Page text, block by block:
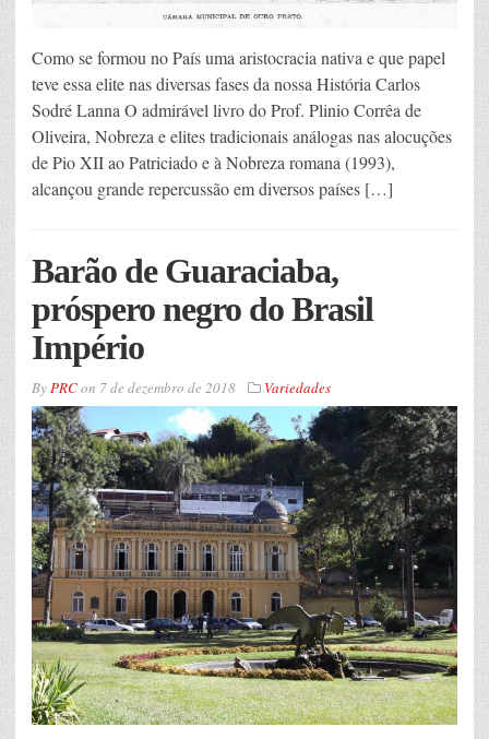
Como se formou no País uma aristocracia nativa e que papel
teve essa elite nas diversas fases da nossa História Carlos
Sodré Lanna O admirável livro do Prof. Plinio Corrêa de
Oliveira, Nobreza e elites tradicionais análogas nas alocuções
de Pio XII ao Patriciado e à Nobreza romana (1993),
alcançou grande repercussão em diversos países […]
Barão de Guaraciaba,
próspero negro do Brasil
Império
ByPRCon 7 de dezembro de 2018 Variedades